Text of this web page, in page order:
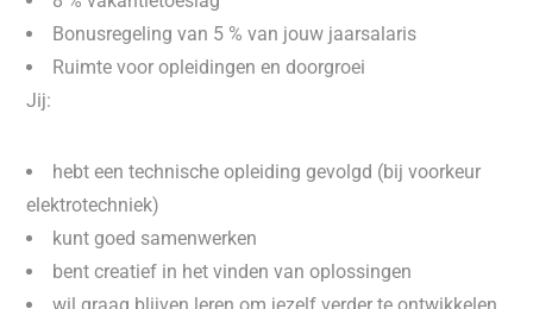
Bonusregeling van 5 % van jouw jaarsalaris
Ruimte voor opleidingen en doorgroei
Jij:
hebt een technische opleiding gevolgd (bij voorkeur
elektrotechniek)
kunt goed samenwerken
bent creatief in het vinden van oplossingen